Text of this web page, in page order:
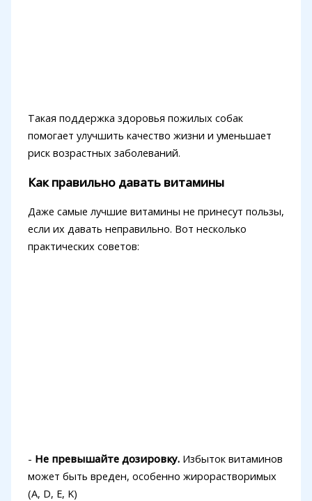
Такая поддержка здоровья пожилых собак
помогает улучшить качество жизни и уменьшает
риск возрастных заболеваний.
Как правильно давать витамины
Даже самые лучшие витамины не принесут пользы,
если их давать неправильно. Вот несколько
практических советов:
- Не превышайте дозировку.Избыток витаминов
может быть вреден, особенно жирорастворимых
(A, D, E, K)